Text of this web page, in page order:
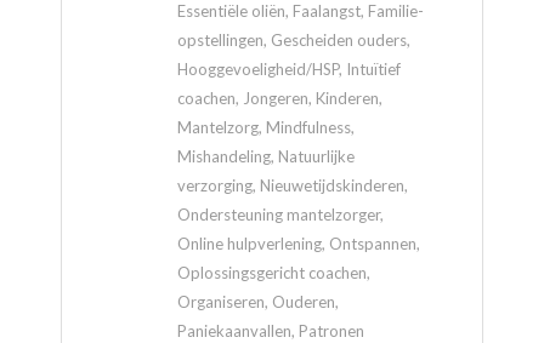
Essentiële oliën, Faalangst, Familie-
opstellingen, Gescheiden ouders,
Hooggevoeligheid/HSP, Intuïtief
coachen, Jongeren, Kinderen,
Mantelzorg, Mindfulness,
Mishandeling, Natuurlijke
verzorging, Nieuwetijdskinderen,
Ondersteuning mantelzorger,
Online hulpverlening, Ontspannen,
Oplossingsgericht coachen,
Organiseren, Ouderen,
Paniekaanvallen, Patronen